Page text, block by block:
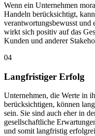
Wenn ein Unternehmen
Handeln berücksichtigt,
verantwortungsbewusst und
wirkt sich positiv auf das
Kunden und anderer
04
Langfristiger Erfolg
Unternehmen, die Werte in
berücksichtigen, können
sein. Sie sind auch eher in
gesellschaftliche
und somit langfristig